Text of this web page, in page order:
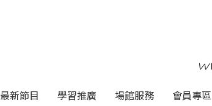
藝術文化中心
內容區。
最新節目 學習推廣 場館服務 會員專區